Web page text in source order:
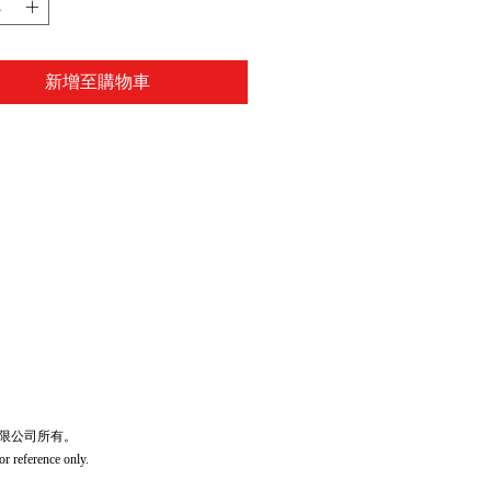
新增至購物車
公司所有。
reference only.